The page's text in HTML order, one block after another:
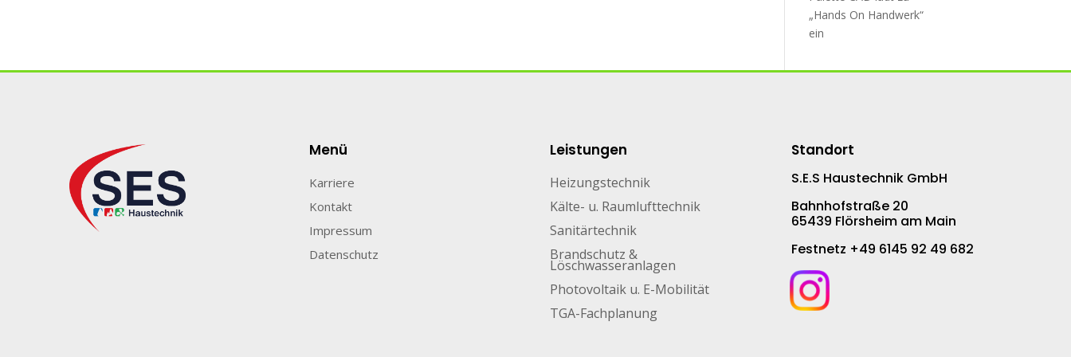
„Hands On Handwerk“
ein
Menü
Karriere
Kontakt
Impressum
Datenschutz
Leistungen
Heizungstechnik
Kälte- u. Raumlufttechnik
Sanitärtechnik
Brandschutz &
Löschwasseranlagen
Photovoltaik u. E-Mobilität
TGA-Fachplanung
Standort
S.E.S Haustechnik GmbH
Bahnhofstraße 20
65439 Flörsheim am Main
Festnetz +49 6145 92 49 682